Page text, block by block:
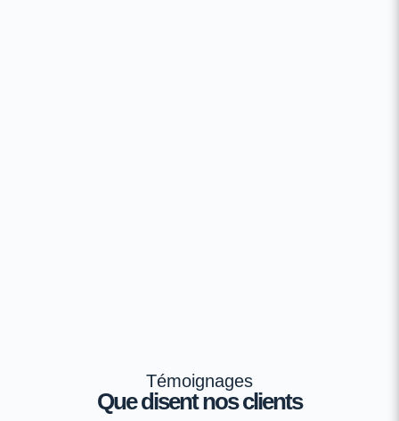
Témoignages
Que disent nos clients